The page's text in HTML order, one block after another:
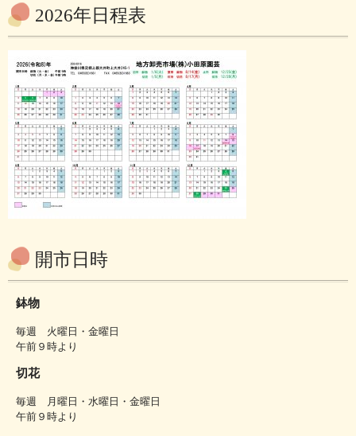
2026年日程表
開市日時
鉢物
毎週 火曜日・金曜日
午前９時より
切花
毎週 月曜日・水曜日・金曜日
午前９時より